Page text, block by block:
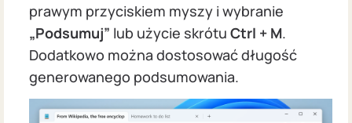
prawym przyciskiem myszy i wybranie
„Podsumuj” lub użycie skrótu Ctrl + M.
Dodatkowo można dostosować długość
generowanego podsumowania.